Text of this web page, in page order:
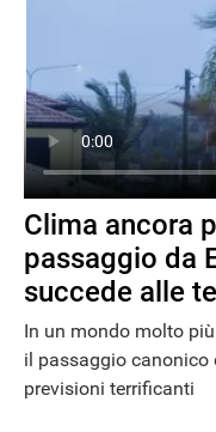
Clima ancora
passaggio da
succede alle
In un mondo molto
il passaggio canonico
previsioni terrificanti